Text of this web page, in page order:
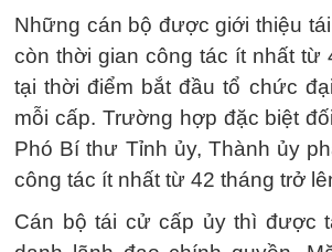
Những cán bộ được giới thiệu
còn thời gian công tác ít nhất từ
tại thời điểm bắt đầu tổ chức
mỗi cấp. Trường hợp đặc biệt
Phó Bí thư Tỉnh ủy, Thành ủy
công tác ít nhất từ 42 tháng trở
Cán bộ tái cử cấp ủy thì được